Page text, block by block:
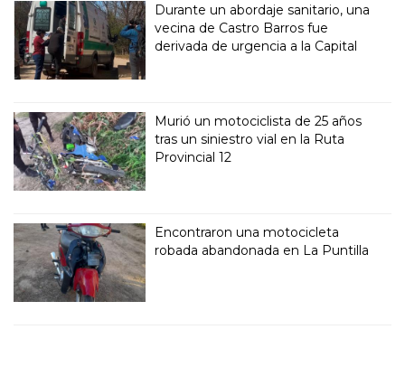
Durante un abordaje sanitario, una
vecina de Castro Barros fue
derivada de urgencia a la Capital
Murió un motociclista de 25 años
tras un siniestro vial en la Ruta
Provincial 12
Encontraron una motocicleta
robada abandonada en La Puntilla